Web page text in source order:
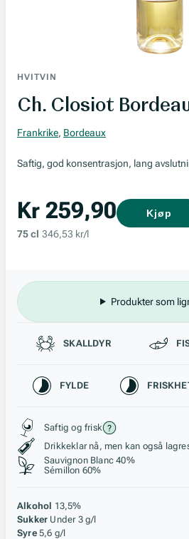
HVITVIN
Ch. Closiot
Frankrike, Bordeaux
Saftig, god konsentrasjon, lang
Kr 259,90
75 cl 346,53 kr/l
Kjøp
Produkter som
Passer til
SKALLDYR
Karakteristikk
FYLDE
Stil, lagring og råstoff
Saftig og frisk
Drikkeklar nå, men kan også
Sauvignon Blanc 40%
Sémillon 60%
Alkohol 13,5%
Sukker Under 3 g/l
Syre 5,6 g/l